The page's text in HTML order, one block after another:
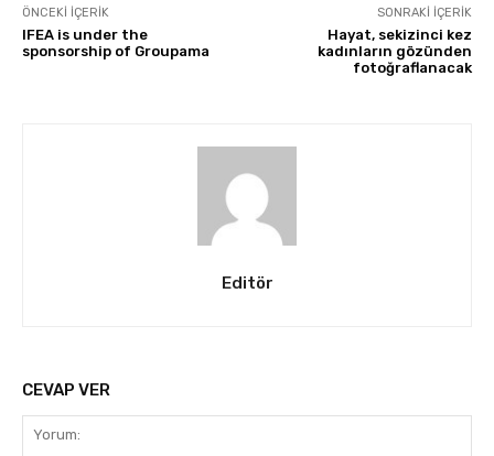
ÖNCEKI İÇERIK
IFEA is under the
sponsorship of Groupama
SONRAKI İÇERIK
Hayat, sekizinci kez
kadınların gözünden
fotoğraflanacak
Editör
CEVAP VER